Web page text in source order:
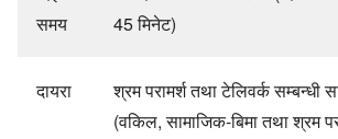
समय
45 मिनेट)
दायरा
श्रम परामर्श तथा टेलिवर्क सम्बन्धी
(वकिल, सामाजिक-बिमा तथा श्रम